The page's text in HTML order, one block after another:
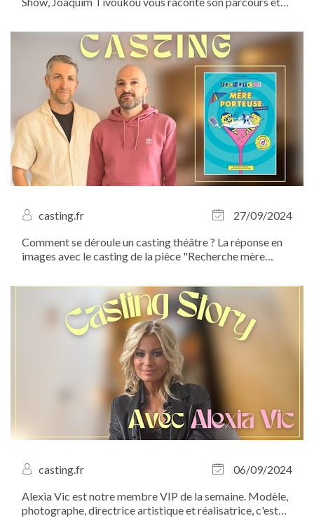
incontournable du stand-up. Le 20 octobre prochain,
venez assister à un show réinventé, plein de...
casting.fr
27/09/2024
Comment se déroule un casting théâtre ? La réponse en
images avec le casting de la pièce "Recherche mère
et Nicolas Huan de la Compagnie Lâchez Prise au Salon
casting.fr
06/09/2024
Alexia Vic est notre membre VIP de la semaine. Modèle,
photographe, directrice artistique et réalisatrice, c'est